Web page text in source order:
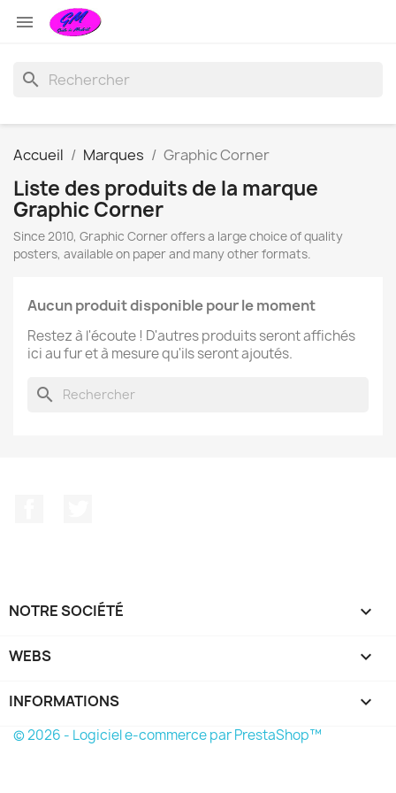

search
Accueil Marques Graphic Corner
Liste des produits de la marque
Graphic Corner
Since 2010, Graphic Corner offers a large choice of quality
posters, available on paper and many other formats.
Aucun produit disponible pour le moment
Restez à l'écoute ! D'autres produits seront affichés
ici au fur et à mesure qu'ils seront ajoutés.
search
NOTRE SOCIÉTÉ 
WEBS 
INFORMATIONS keyboard_arrow_down
© 2026 - Logiciel e-commerce par PrestaShop™